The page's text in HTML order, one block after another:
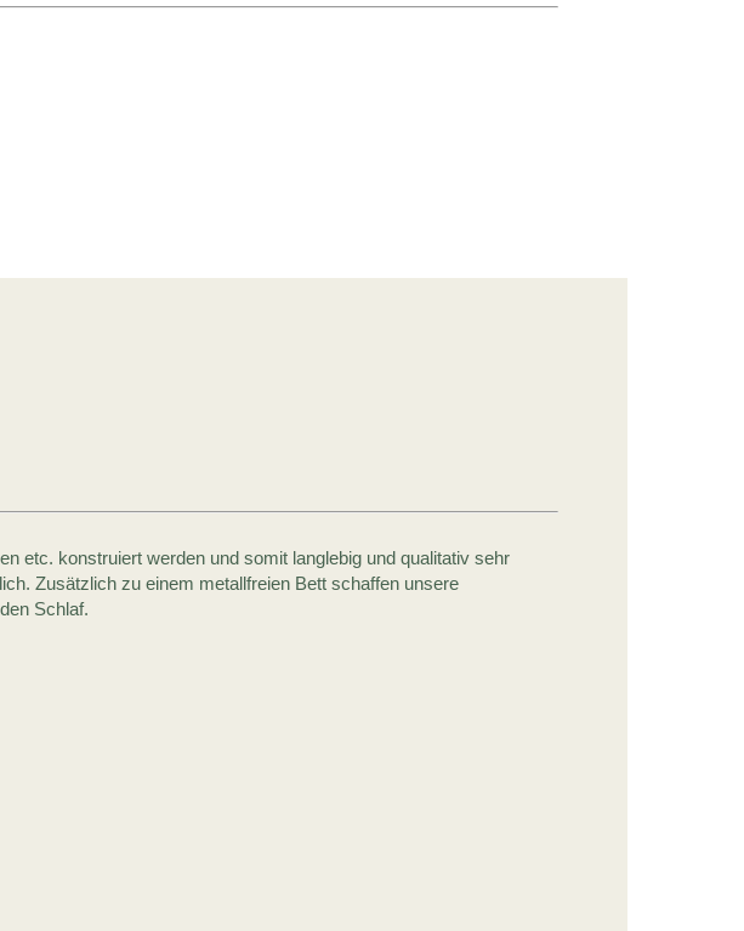
etc. konstruiert werden und somit langlebig und qualitativ sehr
Zusätzlich zu einem metallfreien Bett schaffen unsere
Schlaf.